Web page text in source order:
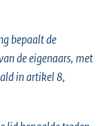
bepaalt de
de eigenaars, met
in artikel 8,